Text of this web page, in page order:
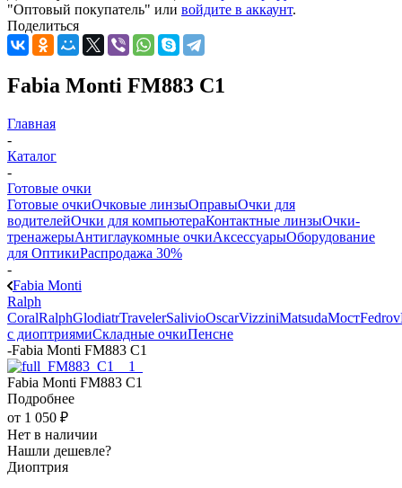
"Оптовый покупатель" или войдите в аккаунт.
Поделиться
Fabia Monti FM883 C1
Главная
-
Каталог
-
Готовые очки
Готовые очкиОчковые линзыОправыОчки для
водителейОчки для компьютераКонтактные линзыОчки-
тренажерыАнтиглаукомные очкиАксессуарыОборудование
для ОптикиРаспродажа 30%
-
Fabia Monti
Ralph
CoralRalphGlodiatrTravelerSalivioOscarVizziniMatsudaМостFedrov
с диоптриямиСкладные очкиПенсне
-Fabia Monti FM883 C1
Fabia Monti FM883 C1
Подробнее
от 1 050 ₽
Нет в наличии
Нашли дешевле?
Диоптрия